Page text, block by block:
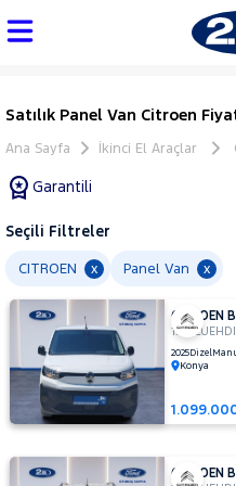
Satılık Panel Van Citroen
Ana Sayfa İkinci El Araçlar
Garantili
Tüm
Araçlar
AUDI
BMC
BMW
BYD
Seçili Filtreler
CITROEN x Panel Van x
CITROEN
1.5
2025Dizel
Konya
CITROEN